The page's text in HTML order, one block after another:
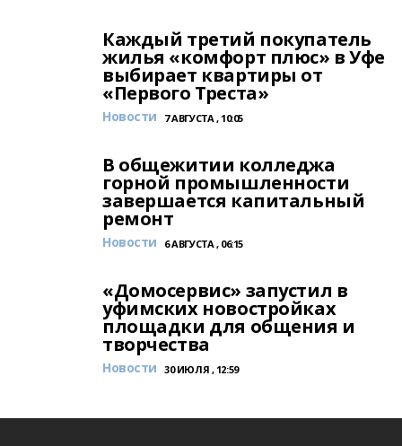
Каждый третий покупатель
жилья «комфорт плюс» в Уфе
выбирает квартиры от
«Первого Треста»
Новости 7 АВГУСТА , 10:05
В общежитии колледжа
горной промышленности
завершается капитальный
ремонт
Новости 6 АВГУСТА , 06:15
«Домосервис» запустил в
уфимских новостройках
площадки для общения и
творчества
Новости 30 ИЮЛЯ , 12:59